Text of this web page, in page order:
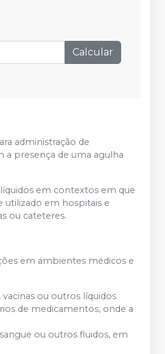
Calcular
administração de
presença de uma agulha
em contextos em que
utilizado em hospitais e
ou cateteres.
em ambientes médicos e
vacinas ou outros líquidos
de medicamentos, onde a
ou outros fluidos, em